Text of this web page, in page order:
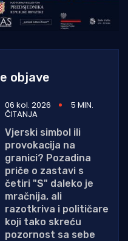
objave
06 kol. 2026 5 MIN.
ČITANJA
Vjerski simbol ili
provokacija na
granici? Pozadina
priče o zastavi s
četiri "S" daleko je
mračnija, ali
razotkriva i političare
koji tako skreću
pozornost sa sebe